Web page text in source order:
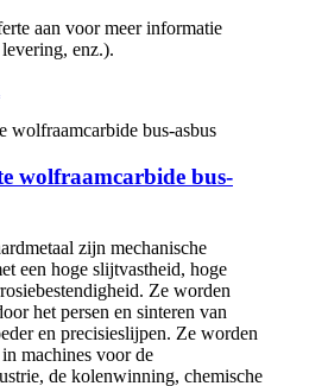
aan voor meer informatie
enz.).
wolfraamcarbide bus-
zijn mechanische
een hoge slijtvastheid, hoge
Ze worden
het persen en sinteren van
en precisieslijpen. Ze worden
machines voor de
de kolenwinning, chemische